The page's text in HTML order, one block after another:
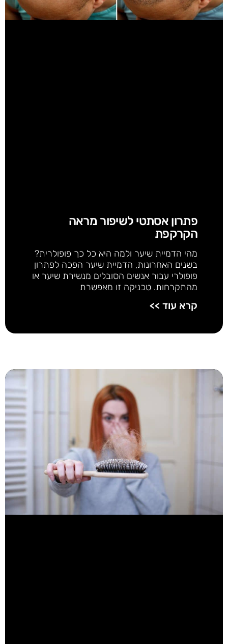
פתרון אסתטי לשיפור מראה
הקרקפת
מהי הדמיית שיער ולמה היא כל כך פופולרית?
בשנים האחרונות, הדמיית שיער הפכה לפתרון
פופולרי עבור אנשים הסובלים מנשירת שיער או
מהתקרחות. טכניקה זו מאפשרת
קרא עוד >>